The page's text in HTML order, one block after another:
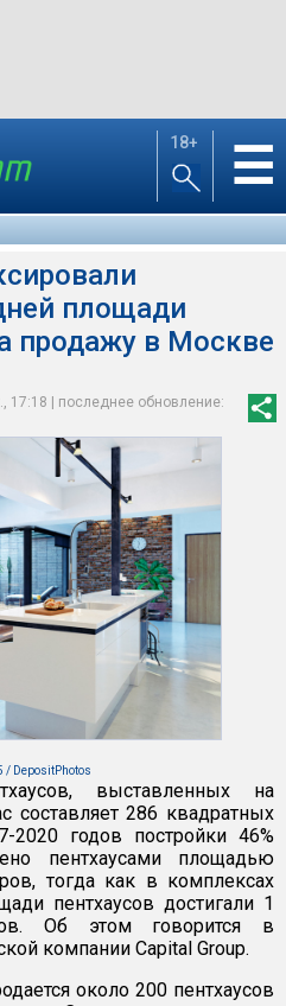
18+ ☰
площади
продажу в Москве
17:18 | последнее обновление:
/ DepositPhotos
выставленных на
составляет 286 квадратных
2020 годов постройки 46%
пентхаусами площадью
тогда как в комплексах
пентхаусов достигали 1
Об этом говорится в
компании Capital Group.
около 200 пентхаусов